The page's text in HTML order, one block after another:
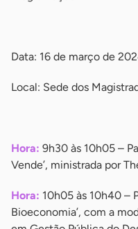
Data: 16 de março de
Local: Sede dos
Hora: 9h30 às 10h05 –
Vende’, ministrada por
Hora: 10h05 às 10h40 –
Bioeconomia’, com a